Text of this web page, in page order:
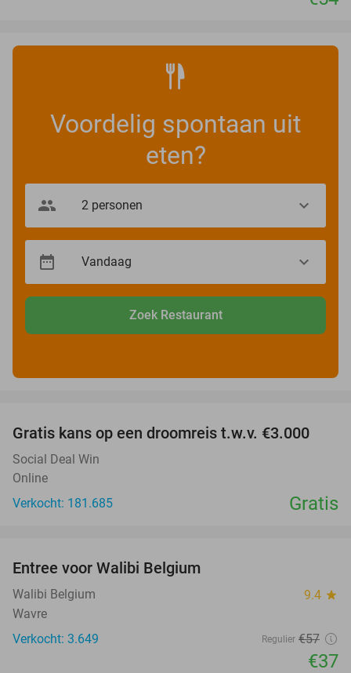
Voordelig spontaan uit
eten?
Zoek Restaurant
Gratis kans op een droomreis t.w.v. €3.000
Social Deal Win
Online
Verkocht: 181.685
Gratis
Entree voor Walibi Belgium
Walibi Belgium 9.4 star
Wavre
Verkocht: 3.649
Regulier €57
€37